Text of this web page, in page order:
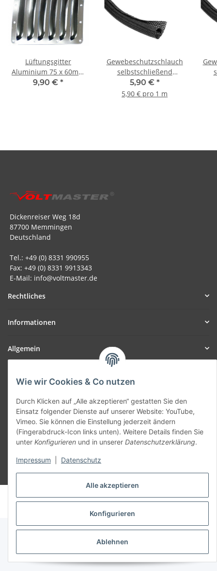
Alle akzeptieren
Konfigurieren
Ablehnen
Wie wir Cookies & Co nutzen
Durch Klicken auf „Alle akzeptieren“ gestatten Sie den
Einsatz folgender Dienste auf unserer Website: YouTube,
Vimeo. Sie können die Einstellung jederzeit ändern
(Fingerabdruck-Icon links unten). Weitere Details finden Sie
unter Konfigurieren und in unserer Datenschutzerklärung.
Impressum Datenschutz
Lüftungsgitter
Aluminium 75 x 60mm
(silber)
9,90 € *
Gewebeschutzschlauch
selbstschließend
schwarz 6,4mm - 1m
5,90 € *
5,90 € pro 1 m
Dickenreiser Weg 18d
87700 Memmingen
Deutschland
Tel.: +49 (0) 8331 990955
Fax: +49 (0) 8331 9913343
E-Mail: info@voltmaster.de
Rechtliches
Informationen
Allgemein
SmoliTec - Safety. Simplified. Worldwide. ( B2B Shop )
Vertrag widerrufen
* Alle Preise inkl. gesetzlicher USt., zzgl.Versand
© voltmaster.de